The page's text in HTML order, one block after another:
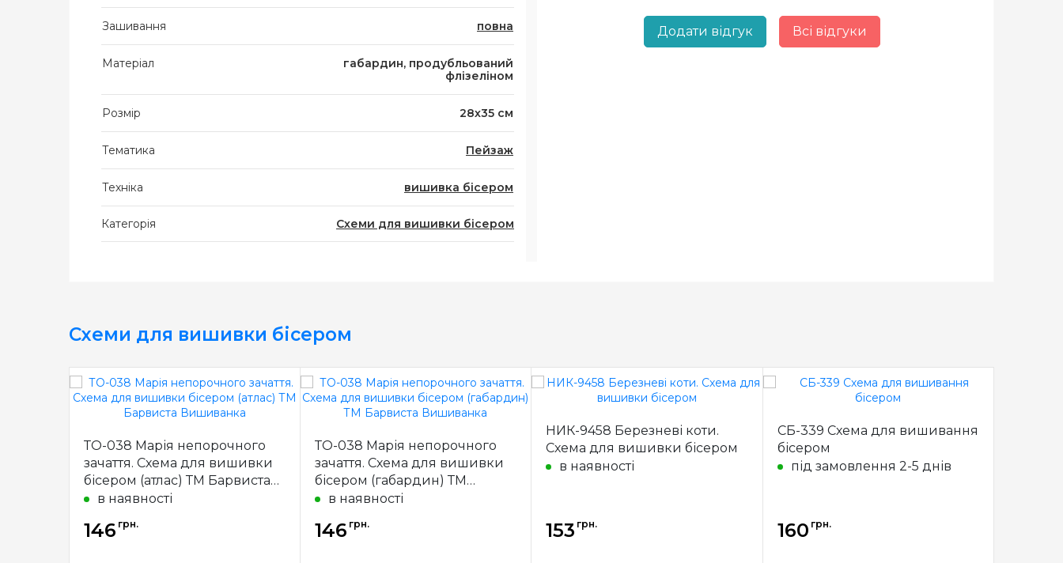
Зашивання повна
Матеріал
габардин, продубльований
флізеліном
Розмір 28х35 см
Тематика Пейзаж
Техніка вишивка бісером
Категорія Схеми для вишивки бісером
Додати відгук Всі відгуки
Схеми для вишивки бісером
ТО-038 Марія непорочного
зачаття. Схема для вишивки
бісером (атлас) ТМ Барвиста
Вишиванка
в наявності
146 грн.
ТО-038 Марія непорочного
зачаття. Схема для вишивки
бісером (габардин) ТМ
Барвиста Вишиванка
в наявності
146 грн.
НИК-9458 Березневі коти.
Схема для вишивки бісером
в наявності
153 грн.
СБ-339 Схема для вишивання
бісером
під замовлення 2-5 днів
160 грн.